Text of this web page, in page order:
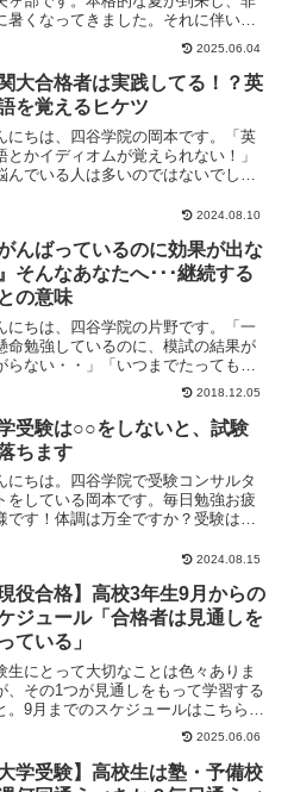
暑くなってきました。それに伴い、
の声も聞こえてきましたが、今日は
2025.06.04
大合格者は実践してる！？英
を覚えるヒケツ
にちは、四谷学院の岡本です。「英
とかイディオムが覚えられない！」
んでいる人は多いのではないでしょ
2024.08.10
がんばっているのに効果が出な
そんなあなたへ･･･継続する
の意味
にちは、四谷学院の片野です。「一
命勉強しているのに、模試の結果が
らない・・」「いつまでたっても、
が解けるようにならない・・」がん
2018.12.05
受験は○○をしないと、試験
ちます
にちは。四谷学院で受験コンサルタ
をしている岡本です。毎日勉強お疲
です！体調は万全ですか？受験はい
2024.08.15
現役合格】高校3年生9月からの
ジュール「合格者は見通しを
ている」
生にとって大切なことは色々ありま
、その1つが見通しをもって学習する
。9月までのスケジュールはこちらの
で確認できます。>>受験生保護者必
2025.06.06
大学受験】高校生は塾・予備校